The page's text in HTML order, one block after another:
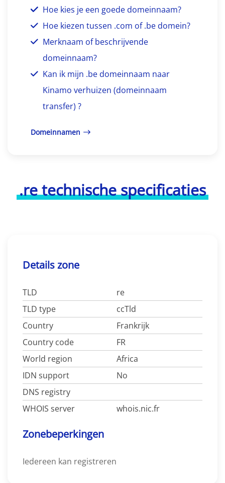
Hoe kies je een goede domeinnaam?
Hoe kiezen tussen .com of .be domein?
Merknaam of beschrijvende
domeinnaam?
Kan ik mijn .be domeinnaam naar
Kinamo verhuizen (domeinnaam
transfer) ?
Domeinnamen
.re technische specificaties
Details zone
TLD
re
TLD type
ccTld
Country
Frankrijk
Country code
FR
World region
Africa
IDN support
No
DNS registry
WHOIS server
whois.nic.fr
Zonebeperkingen
Iedereen kan registreren